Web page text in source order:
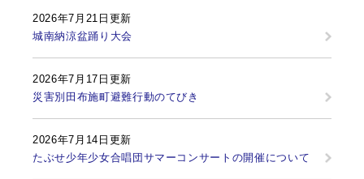
2026年7月21日更新
城南納涼盆踊り大会
2026年7月17日更新
災害別田布施町避難行動のてびき
2026年7月14日更新
たぶせ少年少女合唱団サマーコンサートの開催について